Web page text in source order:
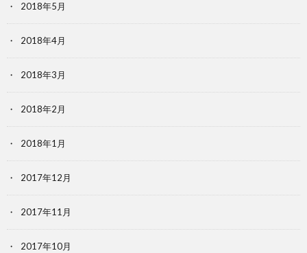
2018年5月
2018年4月
2018年3月
2018年2月
2018年1月
2017年12月
2017年11月
2017年10月